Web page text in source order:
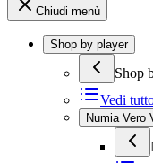
Chiudi menù
Shop by player
Shop
Vedi
Numia Vero